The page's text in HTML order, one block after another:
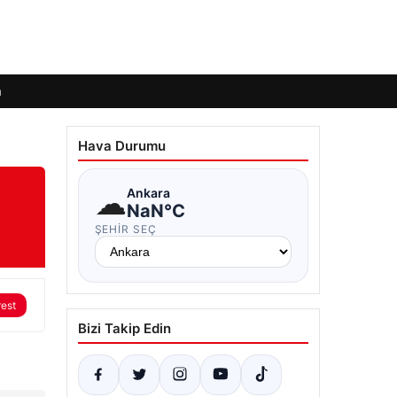
Hava Durumu
☁Ankara
NaN°C
ŞEHIR SEÇ
Bizi Takip Edin